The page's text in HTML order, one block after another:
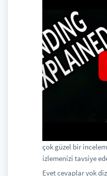
çok güzel bir
izlemenizi tavsiye
Evet cevaplar yok